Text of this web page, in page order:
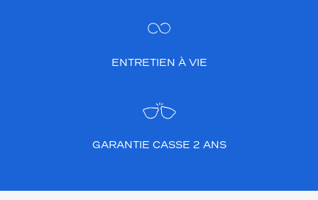
ENTRETIEN À VIE
GARANTIE CASSE 2 ANS